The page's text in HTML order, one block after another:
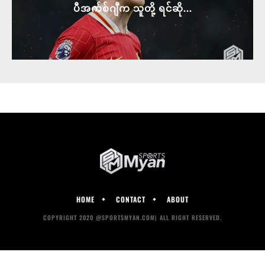
ပီအက်စ်ဂျီက သူတို့ ရင်ဆို...
HOME CONTACT ABOUT
COPYRIGHT 2020 @SPORTSMYAN.COM| ALL RIGHT RESERVED.